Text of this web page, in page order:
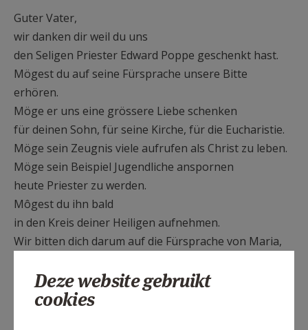
Guter Vater,
wir danken dir weil du uns
den Seligen Priester Edward Poppe geschenkt hast.
Mögest du auf seine Fürsprache unsere Bitte
erhören.
Möge er uns eine grössere Liebe schenken
für deinen Sohn, für seine Kirche, für die Eucharistie.
Möge sein Zeugnis viele aufrufen als Christ zu leben.
Möge sein Beispiel Jugendliche anspornen
heute Priester zu werden.
Môgest du ihn bald
in den Kreis deiner Heiligen aufnehmen.
Wir bitten dich darum auf die Fürsprache von Maria,
Amen.Deze website gebruikt
cookies